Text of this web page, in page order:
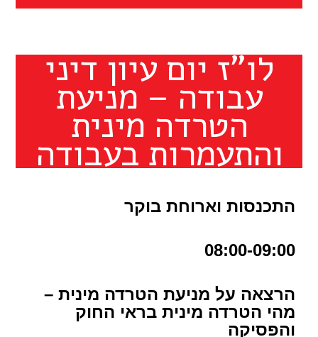
לו"ז יום עיון דיני
עבודה – מניעת
הטרדה מינית
והתעמרות בעבודה
התכנסות וארוחת בוקר
08:00-09:00
הרצאה על מניעת הטרדה מינית –
מהי הטרדה מינית בראי החוק
והפסיקה